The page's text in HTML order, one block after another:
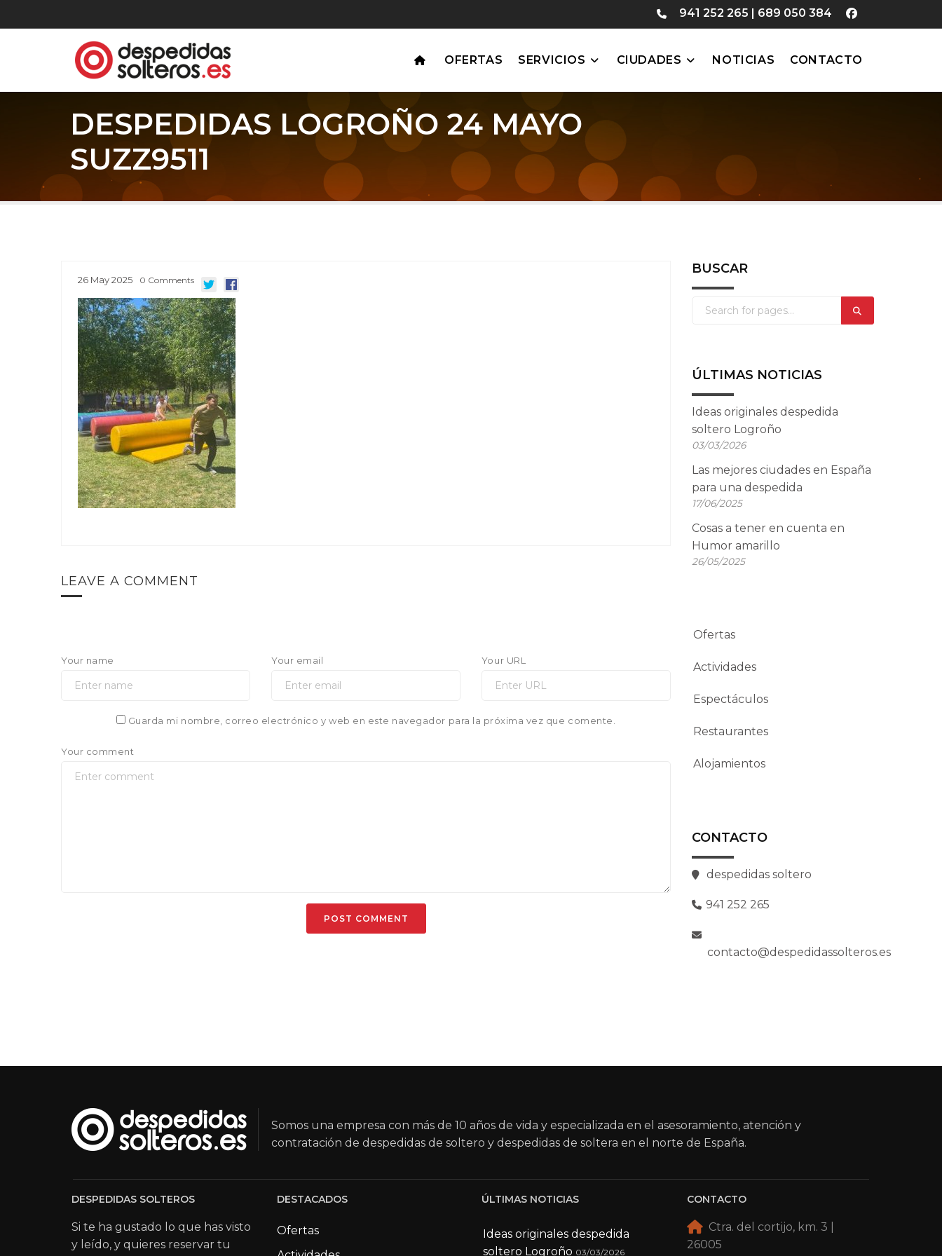
941 252 265 | 689 050 384
OFERTAS SERVICIOS CIUDADES NOTICIAS CONTACTO
DESPEDIDAS LOGROÑO 24 MAYO
SUZZ9511
26 May2025 0 Comments
LEAVE A COMMENT
Your name Your email Your URL
Guarda mi nombre, correo electrónico y web en este navegador para la próxima vez que comente.
Your comment
BUSCAR
ÚLTIMAS NOTICIAS
Ideas originales despedida
soltero Logroño
03/03/2026
Las mejores ciudades en España
para una despedida
17/06/2025
Cosas a tener en cuenta en
Humor amarillo
26/05/2025
Ofertas
Actividades
Espectáculos
Restaurantes
Alojamientos
CONTACTO
despedidas soltero
941 252 265
contacto@despedidassolteros.es
Somos una empresa con más de 10 años de vida y especializada en el asesoramiento, atención y
contratación de despedidas de soltero y despedidas de soltera en el norte de España.
DESPEDIDAS SOLTEROS
Si te ha gustado lo que has visto
y leído, y quieres reservar tu
DESTACADOS
Ofertas
ÚLTIMAS NOTICIAS
Ideas originales despedida
soltero Logroño 03/03/2026
CONTACTO
Ctra. del cortijo, km. 3 |
26005